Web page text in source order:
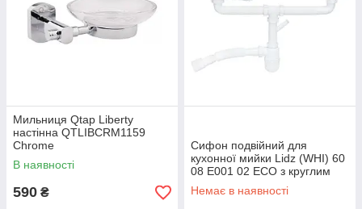
Мильниця Qtap Liberty
настінна QTLIBCRM1159
Chrome
В наявності
590 ₴
Сифон подвійний для
кухонної мийки Lidz (WHI) 60
08 E001 02 ECO з круглим
переливом (вихід 50 мм)
Немає в наявності